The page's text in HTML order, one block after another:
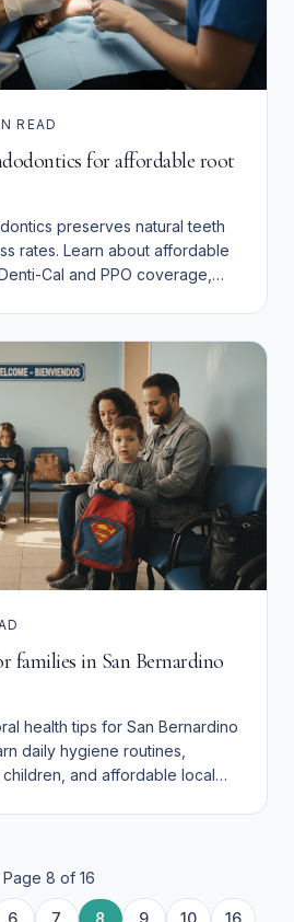
READ
for affordable root
preserves natural teeth
rates. Learn about affordable
Cal and PPO coverage,
families in San Bernardino
health tips for San Bernardino
daily hygiene routines,
and affordable local
Page 8 of 16
6 7 8 9
10
16